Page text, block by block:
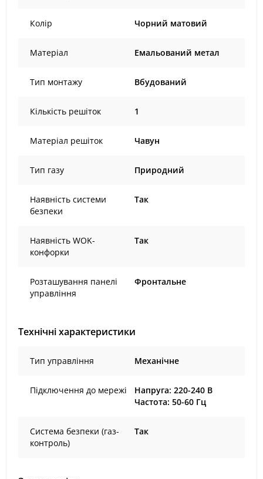
Колір Чорний матовий
Матеріал Емальований метал
Тип монтажу Вбудований
Кількість решіток 1
Матеріал решіток Чавун
Тип газу Природний
Наявність системи
безпеки
Так
Наявність WOK-
конфорки
Так
Розташування панелі
управління
Фронтальне
Технічні характеристики
Тип управління Механічне
Підключення до мережі
Напруга: 220-240 В
Частота: 50-60 Гц
Система безпеки (газ-
контроль)
Так